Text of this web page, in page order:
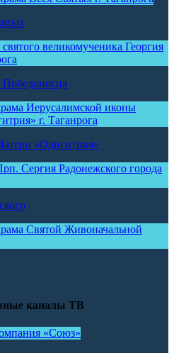
«Одигитрия»
каналы ТВ